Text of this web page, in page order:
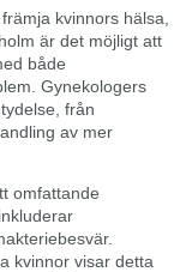
kvinnors hälsa,
är det möjligt att
både
Gynekologers
från
av mer
omfattande
kvinnor visar detta